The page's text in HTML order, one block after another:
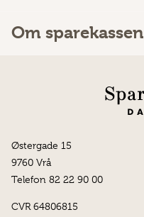
Om sparekassen
Østergade 15
9760 Vrå
Telefon 82 22 90 00
CVR 64806815